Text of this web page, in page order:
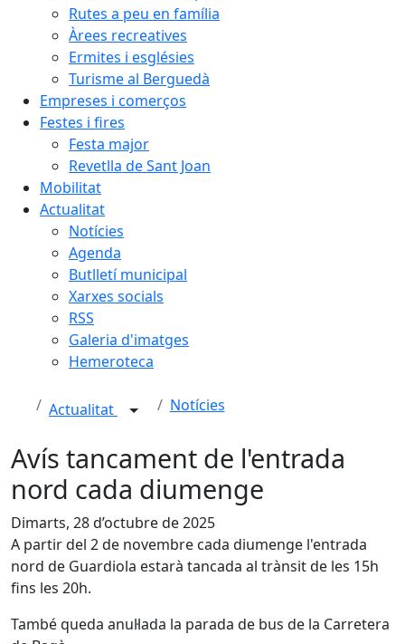
Rutes a peu en família
Àrees recreatives
Ermites i esglésies
Turisme al Berguedà
Empreses i comerços
Festes i fires
Festa major
Revetlla de Sant Joan
Mobilitat
Actualitat
Notícies
Agenda
Butlletí municipal
Xarxes socials
RSS
Galeria d'imatges
Hemeroteca
Actualitat Notícies
Avís tancament de l'entrada
nord cada diumenge
Dimarts, 28 d’octubre de 2025
A partir del 2 de novembre cada diumenge l'entrada
nord de Guardiola estarà tancada al trànsit de les 15h
fins les 20h.
També queda anul·lada la parada de bus de la Carretera